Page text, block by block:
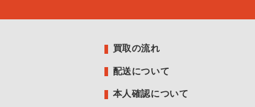
買取の流れ
配送について
本人確認について